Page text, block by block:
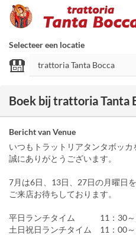
Selecteer een locatie
Boek bij trattoria Tanta
Bericht van Venue
いつもトラットリアタンタボッカ
誠にありがとうございます。
7月は6日、13日、27日の月曜日
ご来店お待ちしております。
平日ランチタイム
土日祝日ランチタイム 11：00